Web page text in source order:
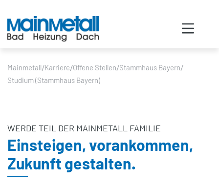
Mainmetall/Karriere/Offene Stellen/Stammhaus Bayern/
Studium (Stammhaus Bayern)
WERDE TEIL DER MAINMETALL FAMILIE
Einsteigen, vorankommen,
Zukunft gestalten.